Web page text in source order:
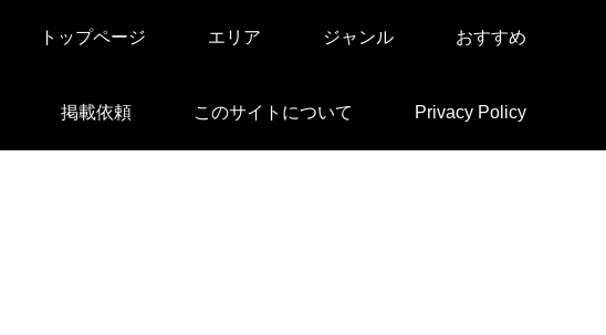
トップページ エリア ジャンル おすすめ
掲載依頼 このサイトについて Privacy Policy